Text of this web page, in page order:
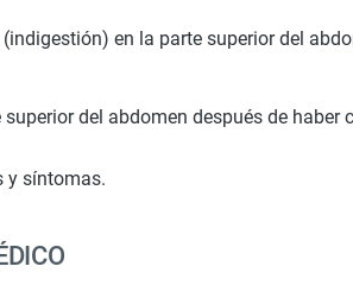
en la parte superior del
del abdomen después de haber
y síntomas.